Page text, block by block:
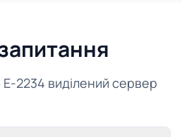
E-2234 виділений сервер